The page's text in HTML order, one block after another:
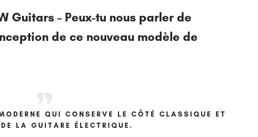
Guitars – Peux-tu nous parler de
de ce nouveau modèle de
QUI CONSERVE LE CÔTÉ CLASSIQUE ET
LA GUITARE ÉLECTRIQUE.